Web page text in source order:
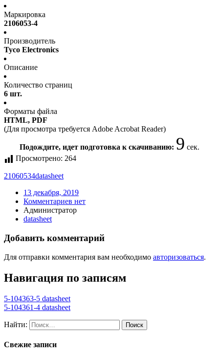
Маркировка
2106053-4
Производитель
Tyco Electronics
Описание
Количество страниц
6 шт.
Форматы файла
HTML, PDF
(Для просмотра требуется Adobe Acrobat Reader)
Подождите, идет подготовка к скачиванию: 8 сек.
Просмотрено: 264
21060534datasheet
13 декабря, 2019
Комментариев нет
Администратор
datasheet
Добавить комментарий
Для отправки комментария вам необходимо авторизоваться.
Навигация по записям
5-104363-5 datasheet
5-104361-4 datasheet
Найти:
Свежие записи